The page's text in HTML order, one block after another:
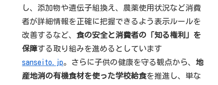
し、添加物や遺伝子組換え、農薬使用状況など消費
者が詳細情報を正確に把握できるよう表示ルールを
改善するなど、食の安全と消費者の「知る権利」を
保障する取り組みを進めるとしています
sanseito.jp。さらに子供の健康を守る観点から、地
産地消の有機食材を使った学校給食を推進し、単な